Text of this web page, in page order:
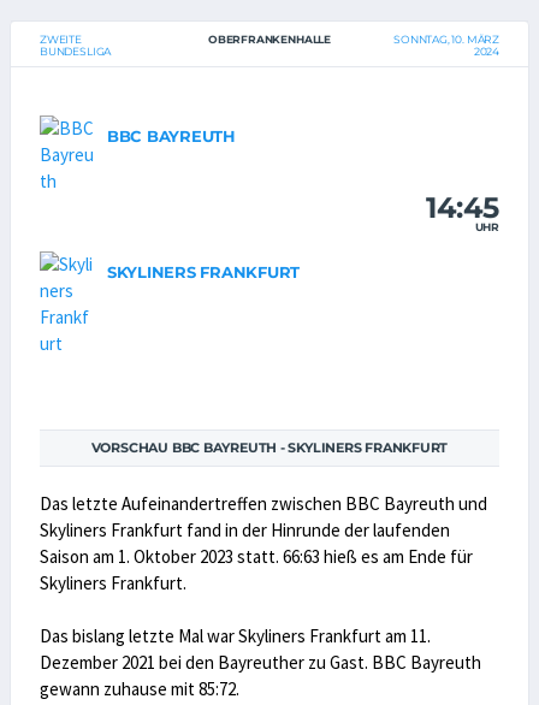
ZWEITE
BUNDESLIGA
OBERFRANKENHALLE
SONNTAG, 10. MÄRZ
2024
BBC BAYREUTH
14:45
UHR
SKYLINERS FRANKFURT
VORSCHAU BBC BAYREUTH - SKYLINERS FRANKFURT
Das letzte Aufeinandertreffen zwischen BBC Bayreuth und
Skyliners Frankfurt fand in der Hinrunde der laufenden
Saison am 1. Oktober 2023 statt. 66:63 hieß es am Ende für
Skyliners Frankfurt.
Das bislang letzte Mal war Skyliners Frankfurt am 11.
Dezember 2021 bei den Bayreuther zu Gast. BBC Bayreuth
gewann zuhause mit 85:72.